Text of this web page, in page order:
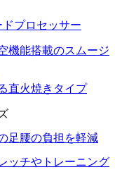
プロセッサー
機能搭載のスムージ
直火焼きタイプ
足腰の負担を軽減
ッチやトレーニング